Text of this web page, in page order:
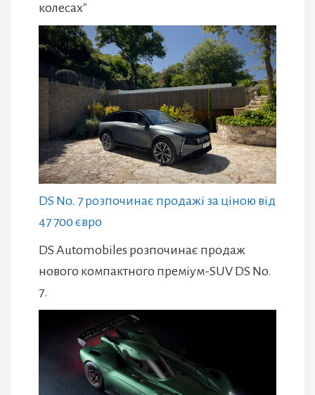
колесах"
DS No. 7 розпочинає продажі за ціною від
47 700 євро
DS Automobiles розпочинає продаж
нового компактного преміум-SUV DS No.
7.